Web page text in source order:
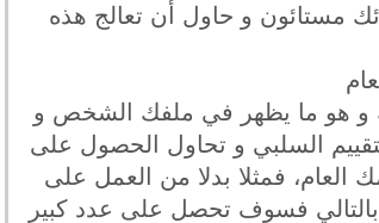
مستائون و حاول أن تعالج هذه
له و هو ما يظهر في ملفك الشخص و
السلبي و تحاول الحصول على
العام، فمثلا بدلا من العمل على
فسوف تحصل على عدد كبير